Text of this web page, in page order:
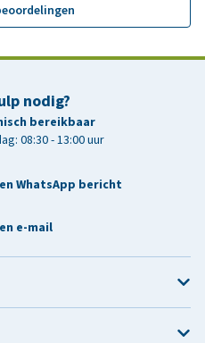
nodig?
bereikbaar
08:30 - 13:00 uur
WhatsApp bericht
e-mail